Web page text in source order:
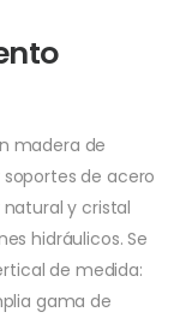
madera de
de acero
y cristal
hidráulicos. Se
de medida:
gama de